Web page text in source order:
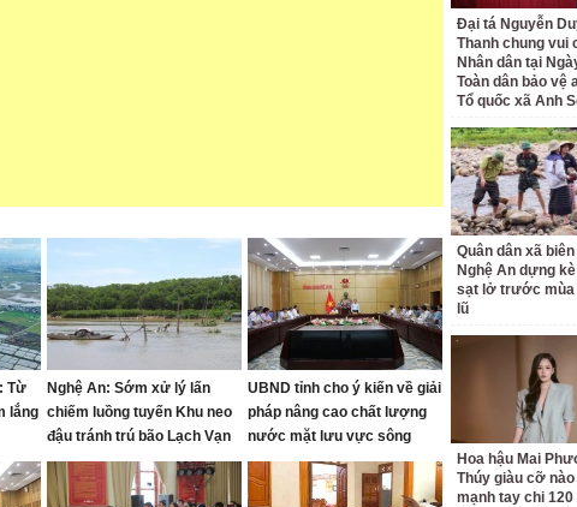
Từ
lắng
Nghệ An: Sớm xử lý lấn
chiếm luồng tuyến Khu neo
đậu tránh trú bão Lạch Vạn
UBND tỉnh cho ý kiến về giải
pháp nâng cao chất lượng
nước mặt lưu vực sông
Đào, sông Cầu Đước
Đại tá Nguyễn
Thanh chung vui
Nhân dân tại
Toàn dân bảo vệ
Tổ quốc xã Anh
Quân dân xã
Nghệ An dựng
sạt lở trước
lũ
Hoa hậu Mai
Thúy giàu cỡ
mạnh tay chi 120